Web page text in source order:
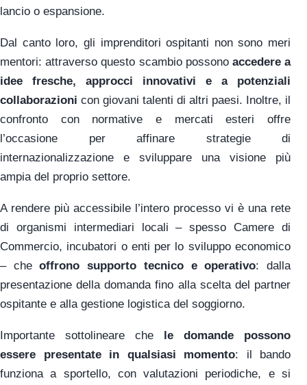
lancio o espansione.
Dal canto loro, gli imprenditori ospitanti non sono meri
mentori: attraverso questo scambio possono accedere a
idee fresche, approcci innovativi e a potenziali
collaborazioni con giovani talenti di altri paesi. Inoltre, il
confronto con normative e mercati esteri offre
l’occasione per affinare strategie di
internazionalizzazione e sviluppare una visione più
ampia del proprio settore.
A rendere più accessibile l’intero processo vi è una rete
di organismi intermediari locali – spesso Camere di
Commercio, incubatori o enti per lo sviluppo economico
– cheoffrono supporto tecnico e operativo: dalla
presentazione della domanda fino alla scelta del partner
ospitante e alla gestione logistica del soggiorno.
Importante sottolineare che le domande possono
essere presentate in qualsiasi momento: il bando
funziona a sportello, con valutazioni periodiche, e si